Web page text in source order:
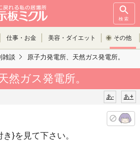
検索
仕事・お金 美容・ダイエット その他
雑談 原子力発電所、天然ガス発電所。
然ガス発電所。
あ+
あ-
}を見て下さい。